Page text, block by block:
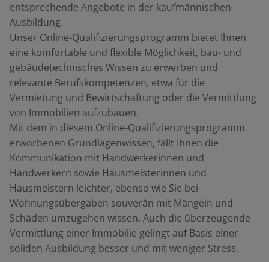
entsprechende Angebote in der kaufmännischen
Ausbildung.
Unser Online-Qualifizierungsprogramm bietet Ihnen
eine komfortable und flexible Möglichkeit, bau- und
gebäudetechnisches Wissen zu erwerben und
relevante Berufskompetenzen, etwa für die
Vermietung und Bewirtschaftung oder die Vermittlung
von Immobilien aufzubauen.
Mit dem in diesem Online-Qualifizierungsprogramm
erworbenen Grundlagenwissen, fällt Ihnen die
Kommunikation mit Handwerkerinnen und
Handwerkern sowie Hausmeisterinnen und
Hausmeistern leichter, ebenso wie Sie bei
Wohnungsübergaben souverän mit Mängeln und
Schäden umzugehen wissen. Auch die überzeugende
Vermittlung einer Immobilie gelingt auf Basis einer
soliden Ausbildung besser und mit weniger Stress.